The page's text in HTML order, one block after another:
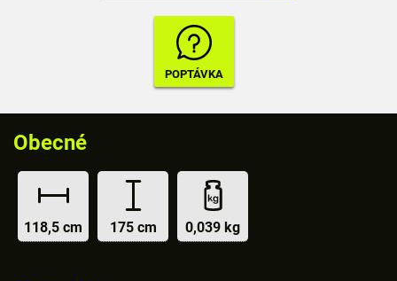
Obecné
118,5 cm 175 cm 0,039 kg